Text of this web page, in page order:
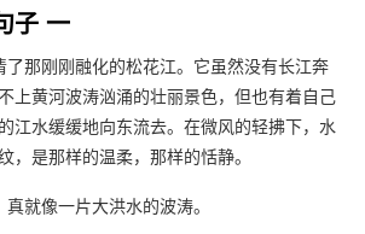
子 一
了那刚刚融化的松花江。它虽然没有长江奔
上黄河波涛汹涌的壮丽景色，但也有着自己
江水缓缓地向东流去。在微风的轻拂下，水
，是那样的温柔，那样的恬静。
就像一片大洪水的波涛。